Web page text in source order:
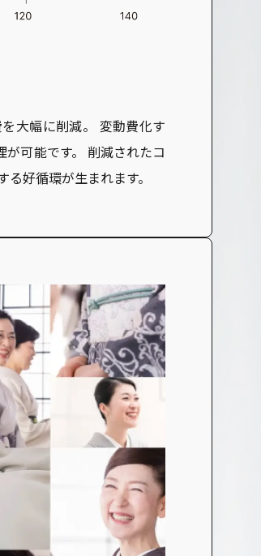
大幅に削減。 変動費化す
可能です。 削減されたコ
好循環が生まれます。